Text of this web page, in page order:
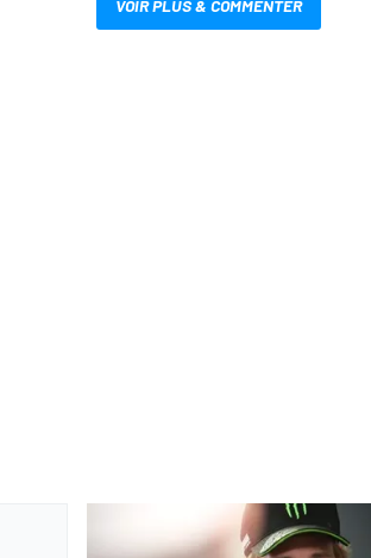
VOIR PLUS & COMMENTER